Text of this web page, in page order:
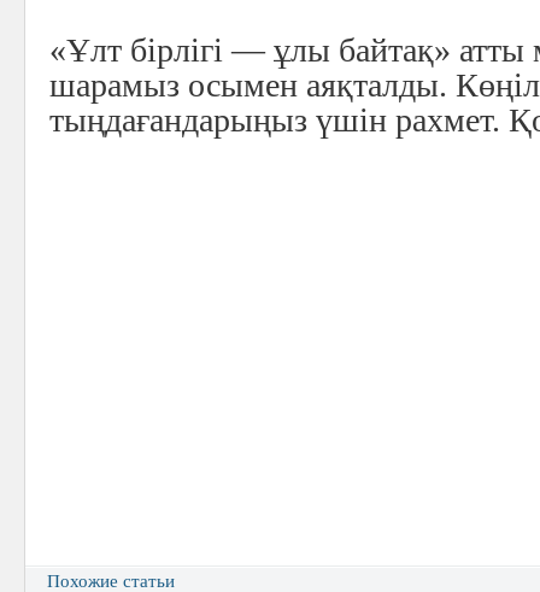
«Ұлт бірлігі — ұлы байтақ» атты
шарамыз осымен аяқталды.
тыңдағандарыңыз үшін рахмет.
Похожие статьи